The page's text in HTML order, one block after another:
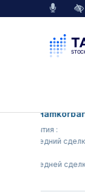
(<Hamkorbank>
последний сделки
последней сделки